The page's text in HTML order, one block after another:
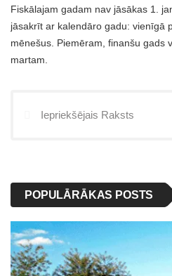
Fiskālajam gadam nav jāsākas 1.
jāsakrīt ar kalendāro gadu: vienīgā
mēnešus. Piemēram, finanšu gads
martam.
Iepriekšējais Raksts
POPULĀRĀKAS POSTS